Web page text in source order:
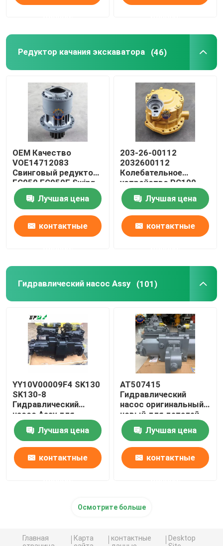
Редуктор качания экскаватора (46)
OEM Качество
VOE14712083
Свинговый редуктор
EC950 EC950E Swing
Gearbox
Лучшая цена
контактные
203-26-00112
2032600112
Колебательное
устройство PC100
PC120-5 экскаватор
Колебательный
редуктор
Лучшая цена
контактные
Гидравлический насос Assy (101)
YY10V00009F4 SK130
SK130-8
Гидравлический
насос Assy для
Лучшая цена
контактные
AT507415
Гидравлический
насос оригинальный
новый для деталей
экскаваторов
Лучшая цена
контактные
Осмотрите больше
Главная
Карта
контактные
Desktop